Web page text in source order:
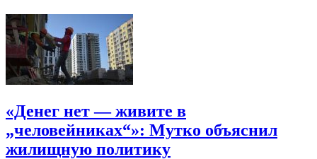
«Денег нет — живите в
„человейниках“»: Мутко объяснил
жилищную политику